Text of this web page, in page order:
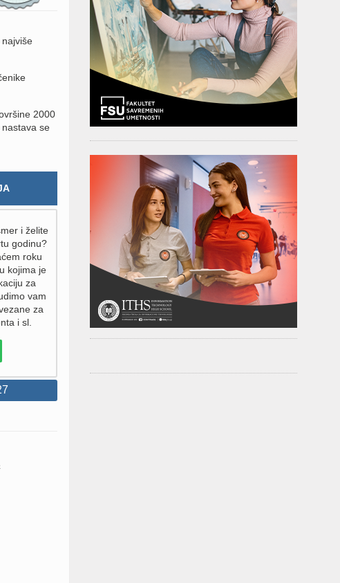
2000
se
i želite
godinu?
roku
kojima je
za
vam
za
i sl.